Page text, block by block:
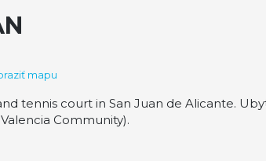
mapu
tennis court in San Juan de Alicante.
Community).